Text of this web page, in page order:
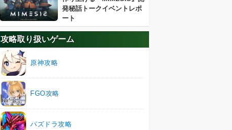
発秘話トークイベントレポ
ート
攻略取り扱いゲーム
原神攻略
FGO攻略
パズドラ攻略